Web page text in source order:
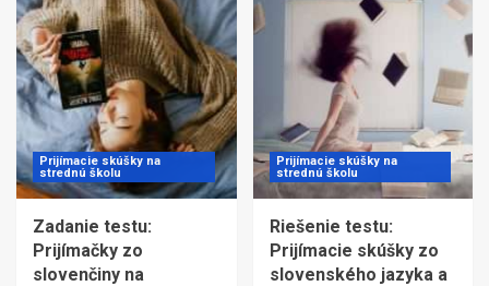
Prijímacie skúšky na
strednú školu
Zadanie testu:
Prijímačky zo
slovenčiny na
Prijímacie skúšky na
strednú školu
Riešenie testu:
Prijímacie skúšky zo
slovenského jazyka a